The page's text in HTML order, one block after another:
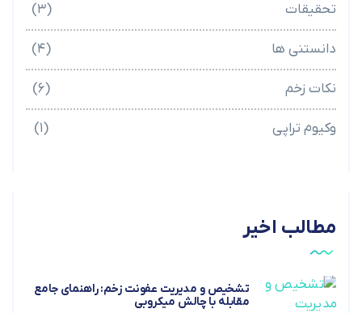
تحقیقات
دانستنی ها
نکات زخم
وکیوم تراپی
مطالب اخیر
تشخیص و مدیریت عفونت زخم: راهنمای جامع
مقابله با چالش میکروبی